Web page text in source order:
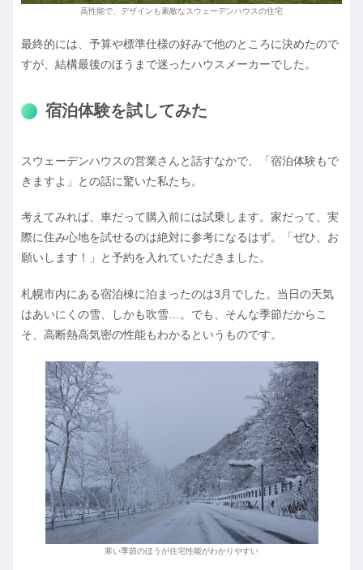
高性能で、デザインも素敵なスウェーデンハウスの住宅
最終的には、予算や標準仕様の好みで他のところに決めたので
すが、結構最後のほうまで迷ったハウスメーカーでした。
宿泊体験を試してみた
スウェーデンハウスの営業さんと話すなかで、「宿泊体験もで
きますよ」との話に驚いた私たち。
考えてみれば、車だって購入前には試乗します。家だって、実
際に住み心地を試せるのは絶対に参考になるはず。「ぜひ、お
願いします！」と予約を入れていただきました。
札幌市内にある宿泊棟に泊まったのは3月でした。当日の天気
はあいにくの雪、しかも吹雪…。でも、そんな季節だからこ
そ、高断熱高気密の性能もわかるというものです。
寒い季節のほうが住宅性能がわかりやすい